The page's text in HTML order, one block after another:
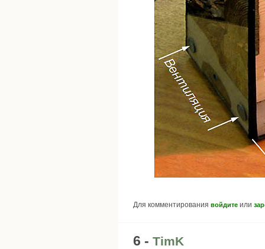
Для комментирования войдите или
6 - TimK